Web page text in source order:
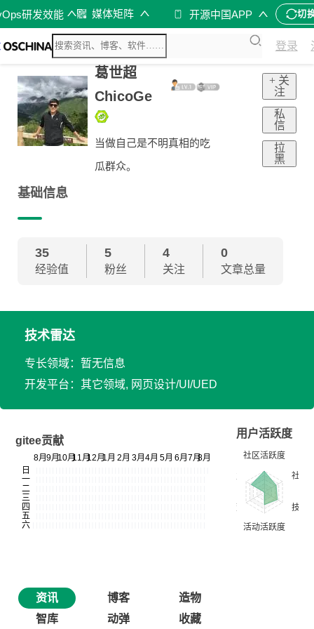
研发效能 媒体矩阵 开源中国APP 切
登录
葛世超
ChicoGe
当做自己是不明真相的吃
瓜群众。
+ 关
注
私
信
拉
黑
基础信息
35
经验值
5
粉丝
4
关注
0
文章总量
技术雷达
专长领域：暂无信息
开发平台：其它领域, 网页设计/UI/UED
gitee贡献
用户活跃度
资讯 博客
造物
智库
动弹 收藏